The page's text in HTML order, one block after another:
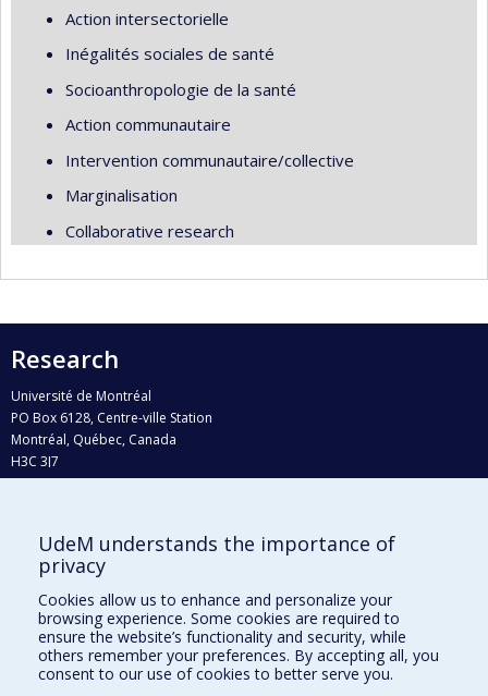
Action intersectorielle
Inégalités sociales de santé
Socioanthropologie de la santé
Action communautaire
Intervention communautaire/collective
Marginalisation
Collaborative research
Research
Université de Montréal
PO Box 6128, Centre-ville Station
Montréal, Québec, Canada
H3C 3J7
Who does what?
Find us
Site map
Accessibility
UdeM understands the importance of
privacy
Cookies allow us to enhance and personalize your
browsing experience. Some cookies are required to
ensure the website’s functionality and security, while
others remember your preferences. By accepting all, you
consent to our use of cookies to better serve you.